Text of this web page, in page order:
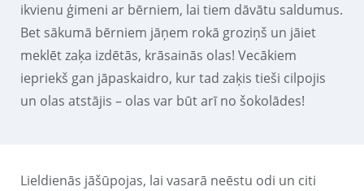
ikvienu ģimeni ar bērniem, lai tiem dāvātu saldumus.
Bet sākumā bērniem jāņem rokā groziņš un jāiet
meklēt zaķa izdētās, krāsainās olas! Vecākiem
iepriekš gan jāpaskaidro, kur tad zaķis tieši cilpojis
un olas atstājis – olas var būt arī no šokolādes!
Lieldienās jāšūpojas, lai vasarā neēstu odi un citi